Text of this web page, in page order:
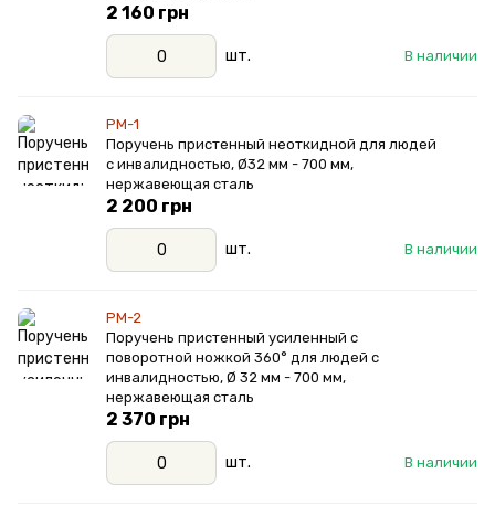
В наличии
2 160 грн
шт.
PM-1
Поручень пристенный неоткидной для людей
с инвалидностью, Ø32 мм - 700 мм,
нержавеющая сталь
В наличии
2 200 грн
шт.
PM-2
Поручень пристенный усиленный с
поворотной ножкой 360° для людей с
инвалидностью, Ø 32 мм - 700 мм,
нержавеющая сталь
В наличии
2 370 грн
шт.